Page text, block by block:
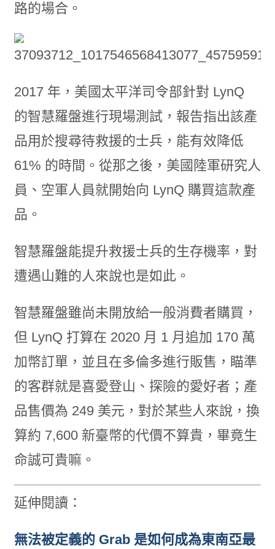
路的場合。
2017 年，美國太平洋司令部針對 LynQ
的智慧羅盤進行現場測試，報告指出該產
品用於搜尋待救援的士兵，能有效降低
61% 的時間。從那之後，美國陸軍研究人
員、空軍人員就開始向 LynQ 購買這款產
品。
智慧羅盤能提升救援士兵的生存機率，對
遭遇山難的人來說也是如此。
智慧羅盤雖尚未開放給一般消費者購買，
但 LynQ 打算在 2020 月 1 月追加 170 萬
加幣訂單，並且在多倫多進行販售，瞄準
的客群就是喜愛登山、探險的愛好者；產
品售價為 249 美元，對於某些人來說，換
算約 7,600 新臺幣的代價不算貴，畢竟生
命誠可貴嘛。
延伸閱讀：
無法被定義的 Grab 是如何成為東南亞最